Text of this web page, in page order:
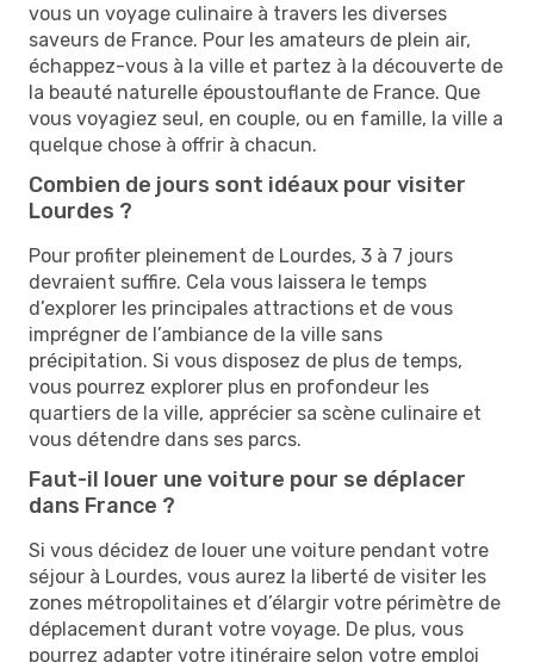
vous un voyage culinaire à travers les diverses
saveurs de France. Pour les amateurs de plein air,
échappez-vous à la ville et partez à la découverte de
la beauté naturelle époustouflante de France. Que
vous voyagiez seul, en couple, ou en famille, la ville a
quelque chose à offrir à chacun.
Combien de jours sont idéaux pour visiter
Lourdes ?
Pour profiter pleinement de Lourdes, 3 à 7 jours
devraient suffire. Cela vous laissera le temps
d’explorer les principales attractions et de vous
imprégner de l’ambiance de la ville sans
précipitation. Si vous disposez de plus de temps,
vous pourrez explorer plus en profondeur les
quartiers de la ville, apprécier sa scène culinaire et
vous détendre dans ses parcs.
Faut-il louer une voiture pour se déplacer
dans France ?
Si vous décidez de louer une voiture pendant votre
séjour à Lourdes, vous aurez la liberté de visiter les
zones métropolitaines et d’élargir votre périmètre de
déplacement durant votre voyage. De plus, vous
pourrez adapter votre itinéraire selon votre emploi